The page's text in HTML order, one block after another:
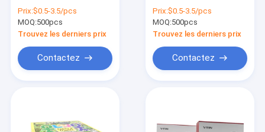
boîte e cannelure de
cadeau de CCNB FBB
Prix:$0.5-3.5/pcs
MOQ:500pcs
Trouvez les derniers prix
Contactez
du carton 128g ridée
enferme dans une
boîte le papier de
cadeau
Prix:$0.5-3.5/pcs
MOQ:500pcs
Trouvez les derniers prix
Contactez